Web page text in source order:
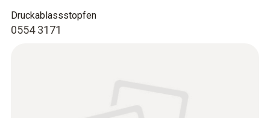
0554 3171
Druckablassstopfen